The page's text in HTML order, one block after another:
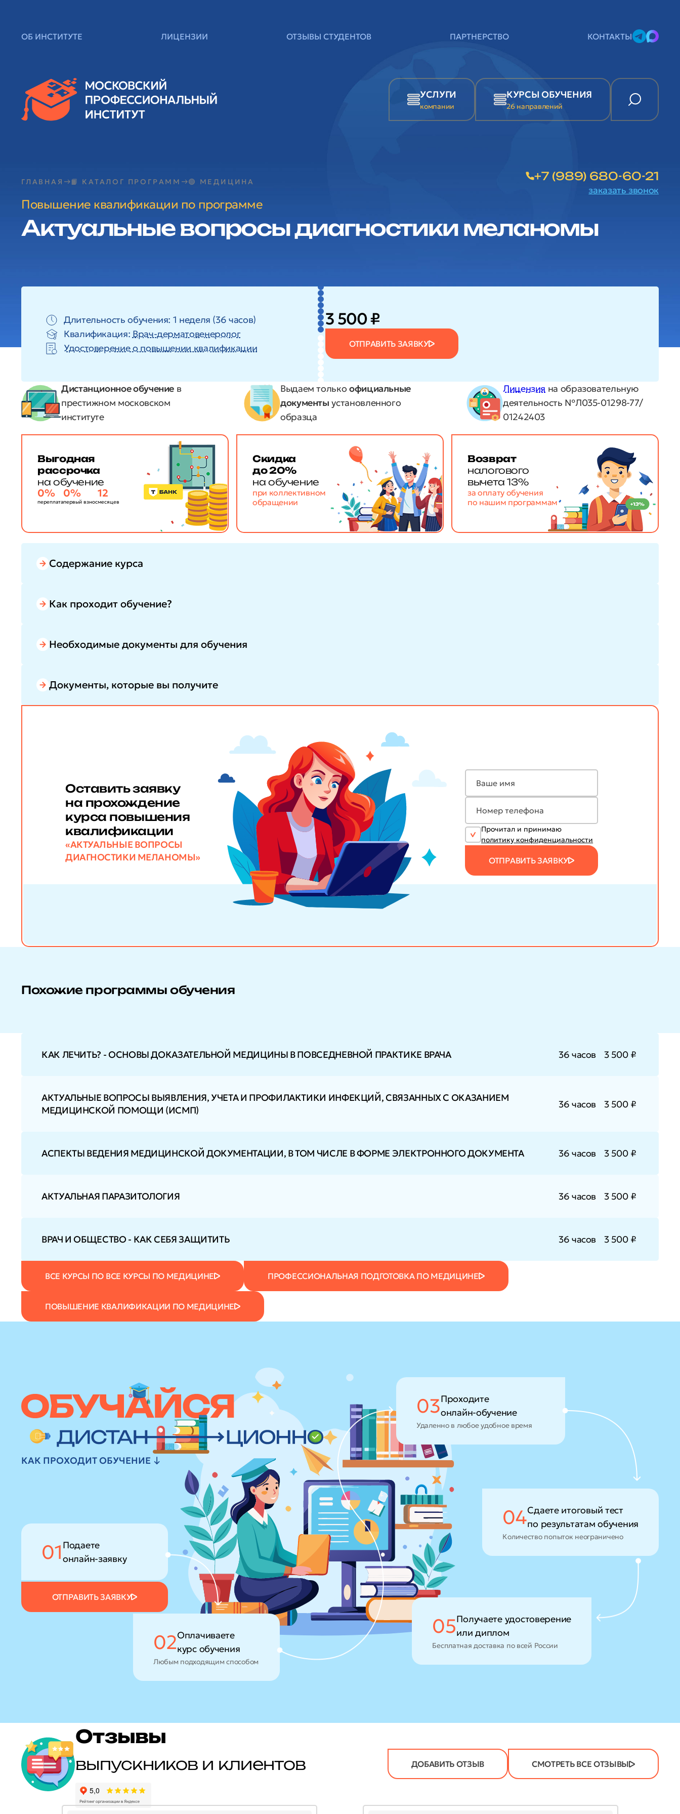
ОБ ИНСТИТУТЕ ЛИЦЕНЗИИ ОТЗЫВЫ СТУДЕНТОВ ПАРТНЕРСТВО КОНТАКТЫ
УСЛУГИ
компании
КУРСЫ ОБУЧЕНИЯ
26 направлений
ГЛАВНАЯ 📙 КАТАЛОГ ПРОГРАММ 🟢 МЕДИЦИНА +7 (989) 680-60-21
заказать звонок
Повышение квалификации по программе
Актуальные вопросы диагностики меланомы
Длительность обучения: 1 неделя (36 часов)
Квалификация: Врач-дерматовенеролог
Удостоверение о повышении квалификации
3 500 ₽
ОТПРАВИТЬ ЗАЯВКУ
Дистанционное обучение в
престижном московском
институте
Выдаем только официальные
документы установленного
образца
Лицензия на образовательную
деятельность №Л035-01298-77/
01242403
Выгодная
рассрочка
на обучение
0%
переплата
0%
первый взнос
12
месяцев
Скидка
до 20%
на обучение
при коллективном
обращении
Возврат
налогового
вычета 13%
за оплату обучения
по нашим программам
Содержание курса
Как проходит обучение?
Необходимые документы для обучения
Документы, которые вы получите
Оставить заявку
на прохождение
курса повышения
квалификации
«АКТУАЛЬНЫЕ ВОПРОСЫ
ДИАГНОСТИКИ МЕЛАНОМЫ»
Прочитал и принимаю
политику конфиденциальности
ОТПРАВИТЬ ЗАЯВКУ
Похожие программы обучения
КАК ЛЕЧИТЬ? - ОСНОВЫ ДОКАЗАТЕЛЬНОЙ МЕДИЦИНЫ В ПОВСЕДНЕВНОЙ ПРАКТИКЕ ВРАЧА 36 часов 3 500 ₽
АКТУАЛЬНЫЕ ВОПРОСЫ ВЫЯВЛЕНИЯ, УЧЕТА И ПРОФИЛАКТИКИ ИНФЕКЦИЙ, СВЯЗАННЫХ С ОКАЗАНИЕМ
МЕДИЦИНСКОЙ ПОМОЩИ (ИСМП)
36 часов 3 500 ₽
АСПЕКТЫ ВЕДЕНИЯ МЕДИЦИНСКОЙ ДОКУМЕНТАЦИИ, В ТОМ ЧИСЛЕ В ФОРМЕ ЭЛЕКТРОННОГО ДОКУМЕНТА 36 часов 3 500 ₽
АКТУАЛЬНАЯ ПАРАЗИТОЛОГИЯ 36 часов 3 500 ₽
ВРАЧ И ОБЩЕСТВО - КАК СЕБЯ ЗАЩИТИТЬ 36 часов 3 500 ₽
ВСЕ КУРСЫ ПО ВСЕ КУРСЫ ПО МЕДИЦИНЕ ПРОФЕССИОНАЛЬНАЯ ПОДГОТОВКА ПО МЕДИЦИНЕ
ПОВЫШЕНИЕ КВАЛИФИКАЦИИ ПО МЕДИЦИНЕ
КАК ПРОХОДИТ ОБУЧЕНИЕ ↓
01 Подаете
онлайн-заявку
ОТПРАВИТЬ ЗАЯВКУ
02Оплачиваете
курс обучения
Любым подходящим способом
03Проходите
онлайн-обучение
Удаленно в любое удобное время
04Сдаете итоговый тест
по результатам обучения
Количество попыток неограничено
05Получаете удостоверение
или диплом
Бесплатная доставка по всей России
Отзывы
выпускников и клиентов ДОБАВИТЬ ОТЗЫВ СМОТРЕТЬ ВСЕ ОТЗЫВЫ